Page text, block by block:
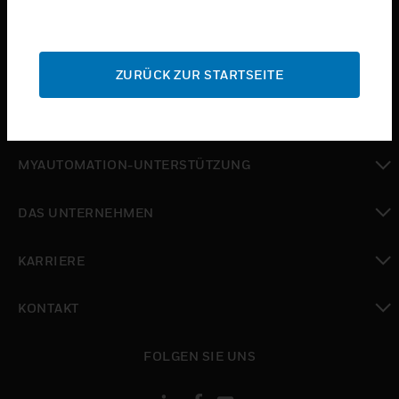
toggle view
toggle view
MYAUTOMATION-UNTERSTÜTZUNG
DAS UNTERNEHMEN
KARRIERE
KONTAKT
FOLGEN SIE UNS
ZURÜCK ZUR STARTSEITE